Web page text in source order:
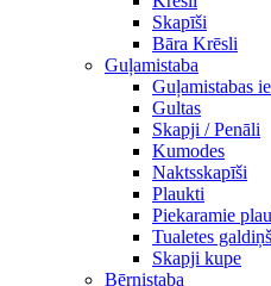
Skapīši
Bāra Krēsli
Guļamistaba
Guļamistabas
Gultas
Skapji / Penāli
Kumodes
Naktsskapīši
Plaukti
Piekaramie
Tualetes
Skapji kupe
Bērnistaba